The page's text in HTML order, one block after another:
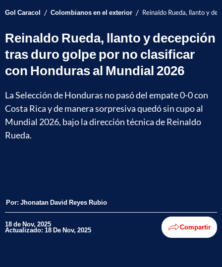
Gol Caracol / Colombianos en el exterior / Reinaldo Rueda, llanto y
Reinaldo Rueda, llanto y decepción
tras duro golpe por no clasificar
con Honduras al Mundial 2026
La Selección de Honduras no pasó del empate 0-0 con
Costa Rica y de manera sorpresiva quedó sin cupo al
Mundial 2026, bajo la dirección técnica de Reinaldo
Rueda.
Por: Jhonatan David Reyes Rubio
18 de Nov, 2025
Actualizado: 18 De Nov, 2025 Compartir